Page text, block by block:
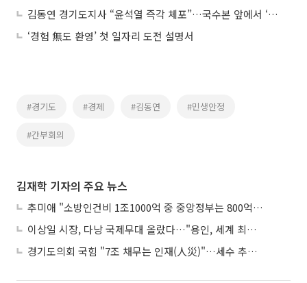
김동연 경기도지사 “윤석열 즉각 체포”…국수본 앞에서 ‘1인 시위’
‘경험 無도 환영’ 첫 일자리 도전 설명서
#경기도 #경제 #김동연 #민생안정
#간부회의
김재학 기자의 주요 뉴스
추미애 "소방인건비 1조1000억 중 중앙정부는 800억뿐"
이상일 시장, 다낭 국제무대 올랐다…"용인, 세계 최대 반도체 도시 된다"
경기도의회 국힘 "7조 채무는 인재(人災)"…세수 추계 조작 의혹 제기